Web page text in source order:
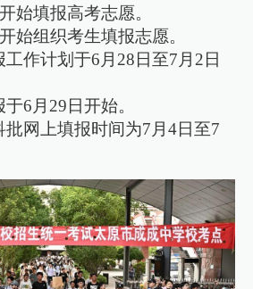
始填报高考志愿。
始组织考生填报志愿。
作计划于6月28日至7月2日
6月29日开始。
批网上填报时间为7月4日至7